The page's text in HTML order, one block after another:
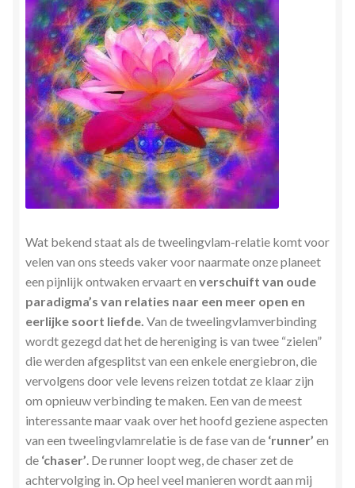
Stress en Burn-out Coaching
Tarot
Transactionele Analyse
Verbinden en Transformeren met 17 Archeia en hun
Tweelingvlam
Webshop
Wie ben ik
Winkel
Winkelwagen
Zielsgeoriënteerde Jobcoaching
Wat bekend staat als de tweelingvlam-relatie komt voor
velen van ons steeds vaker voor naarmate onze planeet
een pijnlijk ontwaken ervaart en verschuift van oude
paradigma’s van relaties naar een meer open en
eerlijke soort liefde. Van de tweelingvlamverbinding
wordt gezegd dat het de hereniging is van twee “zielen”
die werden afgesplitst van een enkele energiebron, die
vervolgens door vele levens reizen totdat ze klaar zijn
om opnieuw verbinding te maken. Een van de meest
interessante maar vaak over het hoofd geziene aspecten
van een tweelingvlamrelatie is de fase van de ‘runner’ en
de ‘chaser’ . De runner loopt weg, de chaser zet de
achtervolging in. Op heel veel manieren wordt aan mij